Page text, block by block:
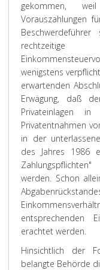
gekommen,
Vorauszahlungen
wenigstens
erwartenden
Erwägung, daß
Privateinlagen
Privatentnahmen
in der
des Jahres 1986
werden. Schon
entsprechenden
erachtet werden.
Hinsichtlich der
belangte Behörde